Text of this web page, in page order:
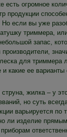
есть огромное
продукции
Но если вы уже
триммера,
запас,
производители,
для триммера
и какие ее
жилка – у
но суть
варьируется по
ли изделие